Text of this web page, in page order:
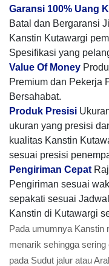
Garansi 100% Uang
Batal dan Bergaransi
Kanstin Kutawargi
Spesifikasi yang
Value Of Money
Premium dan Pekerja
Bersahabat.
Produk Presisi
ukuran yang presisi
kualitas Kanstin
sesuai presisi
Pengiriman Cepat
Pengiriman sesuai
sepakati sesuai
Kanstin di Kutawargi
Pada umumnya Kanstin
menarik sehingga
pada Sudut jalur atau